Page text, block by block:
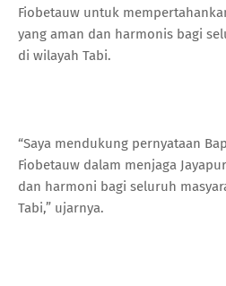
Fiobetauw untuk
yang aman dan harmonis bagi
di wilayah Tabi.
“Saya mendukung pernyataan
Fiobetauw dalam menjaga
dan harmoni bagi seluruh
Tabi,” ujarnya.